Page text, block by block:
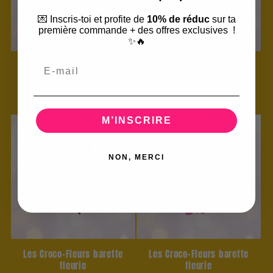
Les Croco-Fleurs barette
fleurie
Prix
habituel
€27,00 EUR
Prix
habituel
€27,00 EUR
Les Croco-Fleurs barette
fleurie
Les Croco-Fleurs barette
fleurie
💌 Inscris-toi et profite de 10% de réducsur ta
première commande + des offres exclusives !
✨🔥
M’INSCRIRE
NON, MERCI